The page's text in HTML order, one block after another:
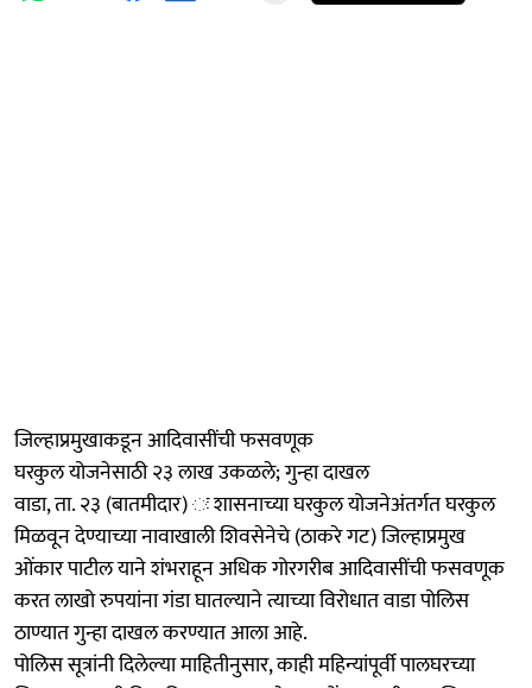
जिल्हाप्रमुखाकडून आदिवासींची फसवणूक
घरकुल योजनेसाठी २३ लाख उकळले; गुन्हा दाखल
वाडा, ता. २३ (बातमीदार) ः शासनाच्या घरकुल योजनेअंतर्गत घरकुल
मिळवून देण्याच्या नावाखाली शिवसेनेचे (ठाकरे गट) जिल्हाप्रमुख
ओंकार पाटील याने शंभराहून अधिक गोरगरीब आदिवासींची फसवणूक
करत लाखो रुपयांना गंडा घातल्याने त्याच्या विरोधात वाडा पोलिस
ठाण्यात गुन्हा दाखल करण्यात आला आहे.
पोलिस सूत्रांनी दिलेल्या माहितीनुसार, काही महिन्यांपूर्वी पालघरच्या